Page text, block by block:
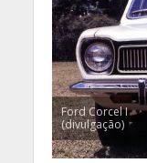
Ford Corcel I
(divulgação)